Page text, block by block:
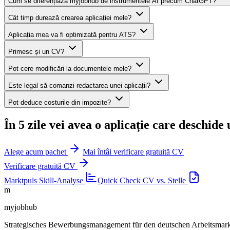
Cât timp durează crearea aplicației mele?
Aplicația mea va fi optimizată pentru ATS?
Primesc și un CV?
Pot cere modificări la documentele mele?
Este legal să comanzi redactarea unei aplicații?
Pot deduce costurile din impozite?
În 5 zile vei avea o aplicație care deschide
Alege acum pachet
Mai întâi verificare gratuită CV
Verificare gratuită CV
Marktpuls Skill-Analyse Quick Check CV vs. Stelle
m
myjobhub
Strategisches Bewerbungsmanagement für den deutschen